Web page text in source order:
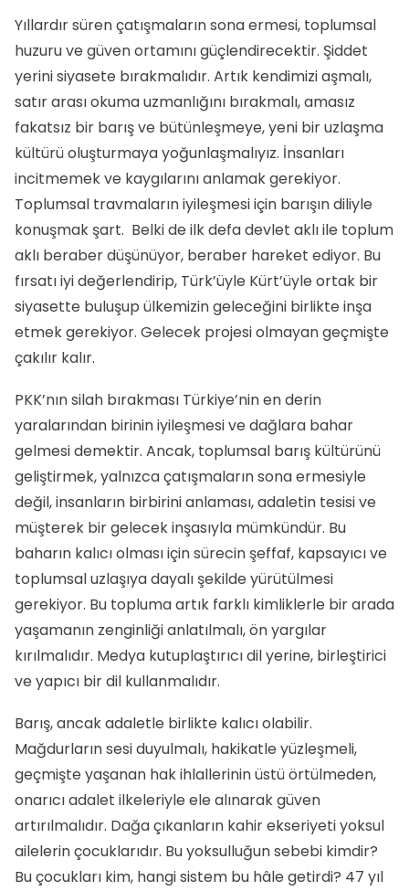
Yıllardır süren çatışmaların sona ermesi, toplumsal
huzuru ve güven ortamını güçlendirecektir. Şiddet
yerini siyasete bırakmalıdır. Artık kendimizi aşmalı,
satır arası okuma uzmanlığını bırakmalı, amasız
fakatsız bir barış ve bütünleşmeye, yeni bir uzlaşma
kültürü oluşturmaya yoğunlaşmalıyız. İnsanları
incitmemek ve kaygılarını anlamak gerekiyor.
Toplumsal travmaların iyileşmesi için barışın diliyle
konuşmak şart. Belki de ilk defa devlet aklı ile toplum
aklı beraber düşünüyor, beraber hareket ediyor. Bu
fırsatı iyi değerlendirip, Türk’üyle Kürt’üyle ortak bir
siyasette buluşup ülkemizin geleceğini birlikte inşa
etmek gerekiyor. Gelecek projesi olmayan geçmişte
çakılır kalır.
PKK’nın silah bırakması Türkiye’nin en derin
yaralarından birinin iyileşmesi ve dağlara bahar
gelmesi demektir. Ancak, toplumsal barış kültürünü
geliştirmek, yalnızca çatışmaların sona ermesiyle
değil, insanların birbirini anlaması, adaletin tesisi ve
müşterek bir gelecek inşasıyla mümkündür. Bu
baharın kalıcı olması için sürecin şeffaf, kapsayıcı ve
toplumsal uzlaşıya dayalı şekilde yürütülmesi
gerekiyor. Bu topluma artık farklı kimliklerle bir arada
yaşamanın zenginliği anlatılmalı, ön yargılar
kırılmalıdır. Medya kutuplaştırıcı dil yerine, birleştirici
ve yapıcı bir dil kullanmalıdır.
Barış, ancak adaletle birlikte kalıcı olabilir.
Mağdurların sesi duyulmalı, hakikatle yüzleşmeli,
geçmişte yaşanan hak ihlallerinin üstü örtülmeden,
onarıcı adalet ilkeleriyle ele alınarak güven
artırılmalıdır. Dağa çıkanların kahir ekseriyeti yoksul
ailelerin çocuklarıdır. Bu yoksulluğun sebebi kimdir?
Bu çocukları kim, hangi sistem bu hâle getirdi? 47 yıl